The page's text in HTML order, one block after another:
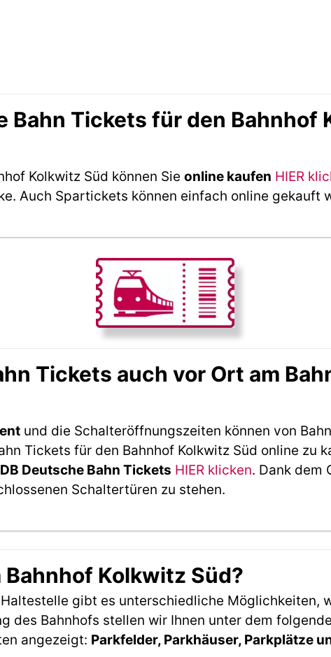
Bahn Tickets für den Bahnhof
Kolkwitz Süd können Sie online kaufen HIER
Auch Spartickets können einfach online gekauft
Tickets auch vor Ort am
und die Schalteröffnungszeiten können von
Tickets für den Bahnhof Kolkwitz Süd online zu
Deutsche Bahn Tickets HIER klicken. Dank dem
Schaltertüren zu stehen.
Kolkwitz Süd?
gibt es unterschiedliche Möglichkeiten,
des Bahnhofs stellen wir Ihnen unter dem
angezeigt: Parkfelder, Parkhäuser, Parkplätze